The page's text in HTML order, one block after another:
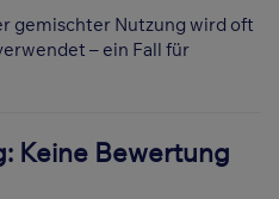
gemischter Nutzung wird oft
– ein Fall für
Keine Bewertung